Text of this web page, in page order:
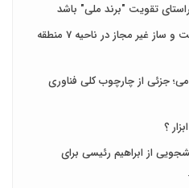
تقویت "برند ملی" باشد
کاهش قابل ملاحظه پیامهای ساخت و ساز غیر مجاز در ناحیه 7 منطقه
جزئی از چارچوب کلی فناوری
؟
دانشجویی از ابراهیم رئیسی برای